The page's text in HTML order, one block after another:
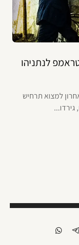
לנתניהו
למצוא תרחיש
גירדו...